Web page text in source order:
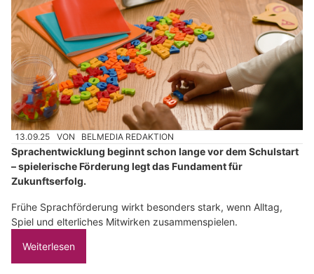
13.09.25 VON BELMEDIA REDAKTION
Sprachentwicklung beginnt schon lange vor dem Schulstart
– spielerische Förderung legt das Fundament für
Zukunftserfolg.
Frühe Sprachförderung wirkt besonders stark, wenn Alltag,
Spiel und elterliches Mitwirken zusammenspielen.
Weiterlesen